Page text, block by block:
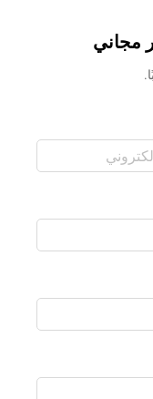
مجاني